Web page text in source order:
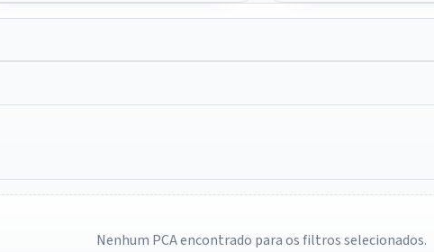
Nenhum PCA encontrado para os filtros selecionados.